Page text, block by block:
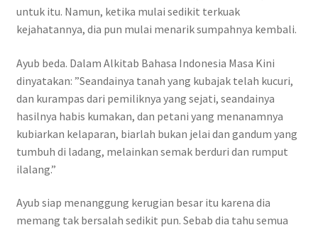
untuk itu. Namun, ketika mulai sedikit terkuak
kejahatannya, dia pun mulai menarik sumpahnya kembali.
Ayub beda. Dalam Alkitab Bahasa Indonesia Masa Kini
dinyatakan: ”Seandainya tanah yang kubajak telah kucuri,
dan kurampas dari pemiliknya yang sejati, seandainya
hasilnya habis kumakan, dan petani yang menanamnya
kubiarkan kelaparan, biarlah bukan jelai dan gandum yang
tumbuh di ladang, melainkan semak berduri dan rumput
ilalang.”
Ayub siap menanggung kerugian besar itu karena dia
memang tak bersalah sedikit pun. Sebab dia tahu semua